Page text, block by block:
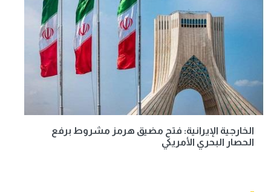
الخارجية الإيرانية: فتح مضيق هرمز مشروط برفع
الحصار البحري الأمريكي